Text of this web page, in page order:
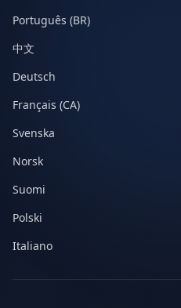
Português (BR)
中文
Deutsch
Français (CA)
Svenska
Norsk
Suomi
Polski
Italiano